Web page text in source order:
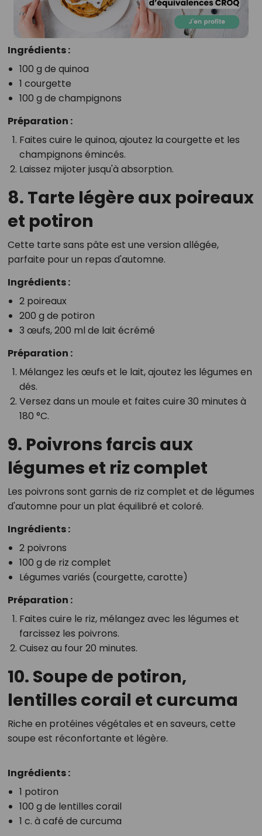
Ingrédients :
100 g de quinoa
1 courgette
100 g de champignons
Préparation :
Faites cuire le quinoa, ajoutez la courgette et les
champignons émincés.
Laissez mijoter jusqu'à absorption.
8. Tarte légère aux poireaux
et potiron
Cette tarte sans pâte est une version allégée,
parfaite pour un repas d'automne.
Ingrédients :
2 poireaux
200 g de potiron
3 œufs, 200 ml de lait écrémé
Préparation :
Mélangez les œufs et le lait, ajoutez les légumes en
dés.
Versez dans un moule et faites cuire 30 minutes à
180 °C.
9. Poivrons farcis aux
légumes et riz complet
Les poivrons sont garnis de riz complet et de légumes
d'automne pour un plat équilibré et coloré.
Ingrédients :
2 poivrons
100 g de riz complet
Légumes variés (courgette, carotte)
Préparation :
Faites cuire le riz, mélangez avec les légumes et
farcissez les poivrons.
Cuisez au four 20 minutes.
10. Soupe de potiron,
lentilles corail et curcuma
Riche en protéines végétales et en saveurs, cette
soupe est réconfortante et légère.
Ingrédients :
1 potiron
100 g de lentilles corail
1 c. à café de curcuma